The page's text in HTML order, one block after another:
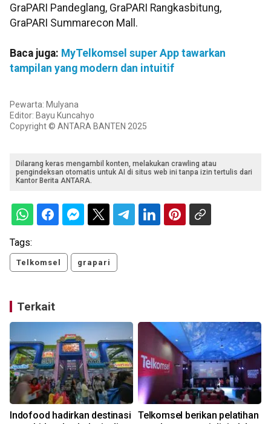
GraPARI Pandeglang, GraPARI Rangkasbitung,
GraPARI Summarecon Mall.
Baca juga: MyTelkomsel super App tawarkan
tampilan yang modern dan intuitif
Pewarta: Mulyana
Editor: Bayu Kuncahyo
Copyright © ANTARA BANTEN 2025
Dilarang keras mengambil konten, melakukan crawling atau
pengindeksan otomatis untuk AI di situs web ini tanpa izin tertulis dari
Kantor Berita ANTARA.
Tags:
Telkomsel grapari
Terkait
Indofood hadirkan destinasi
Telkomsel berikan pelatihan